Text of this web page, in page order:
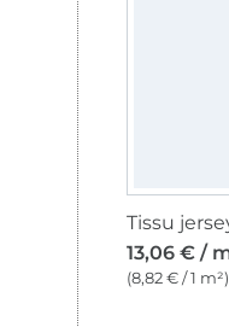
13,06 € /
(8,82 € / 1 m²)